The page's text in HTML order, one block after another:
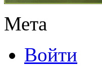
Мета
Войти